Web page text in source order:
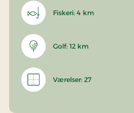
Fiskeri: 4 km
Golf: 12 km
Værelser: 27